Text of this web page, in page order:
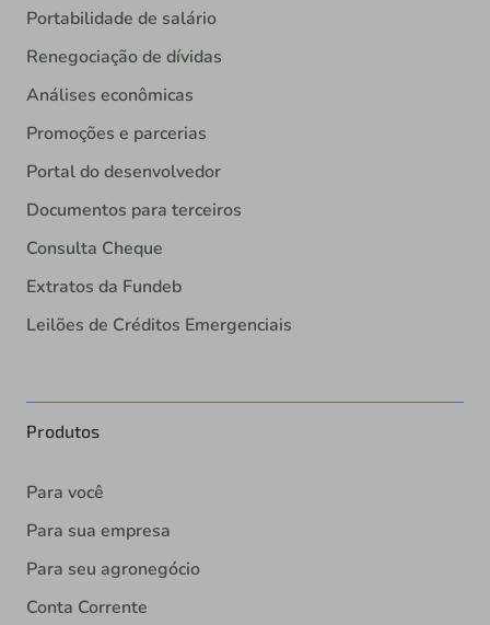
Portabilidade de salário
Renegociação de dívidas
Análises econômicas
Promoções e parcerias
Portal do desenvolvedor
Documentos para terceiros
Consulta Cheque
Extratos da Fundeb
Leilões de Créditos Emergenciais
Produtos
Para você
Para sua empresa
Para seu agronegócio
Conta Corrente